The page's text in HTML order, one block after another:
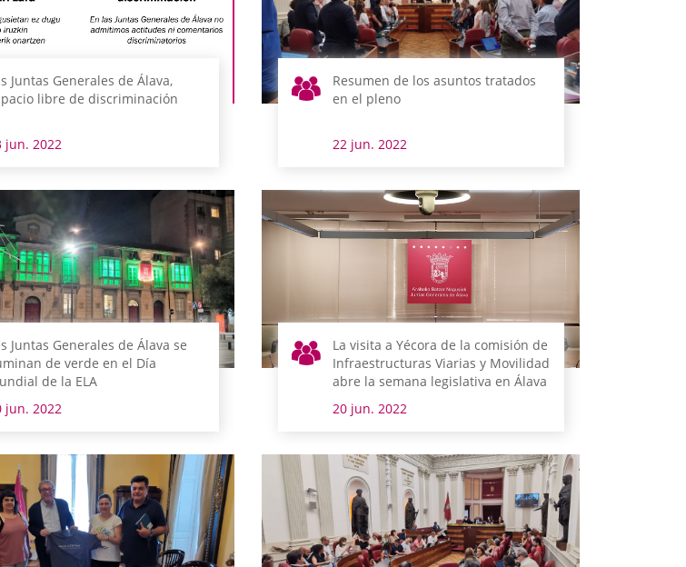
Juntas Generales de Álava,
libre de discriminación
jun. 2022
Resumen de los asuntos tratados
en el pleno
22 jun. 2022
Juntas Generales de Álava se
de verde en el Día
de la ELA
jun. 2022
La visita a Yécora de la comisión de
Infraestructuras Viarias y Movilidad
abre la semana legislativa en Álava
20 jun. 2022